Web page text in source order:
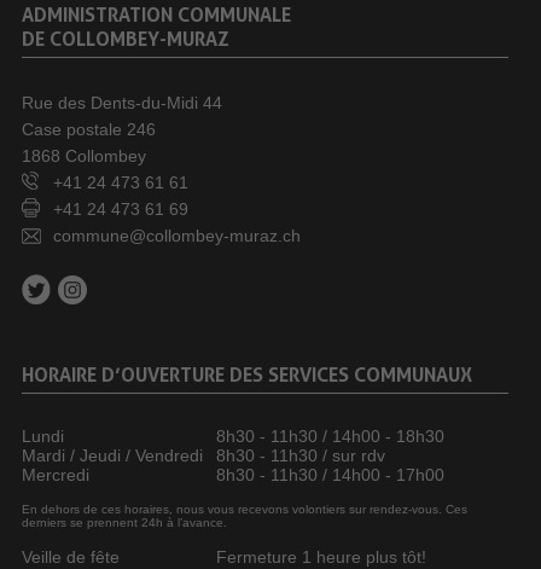
ADMINISTRATION COMMUNALE
DE COLLOMBEY-MURAZ
Rue des Dents-du-Midi 44
Case postale 246
1868 Collombey
+41 24 473 61 61
+41 24 473 61 69
commune@collombey-muraz.ch
HORAIRE D’OUVERTURE DES SERVICES COMMUNAUX
Lundi
8h30 - 11h30 / 14h00 - 18h30
Mardi / Jeudi / Vendredi
8h30 - 11h30 / sur rdv
Mercredi
8h30 - 11h30 / 14h00 - 17h00
En dehors de ces horaires, nous vous recevons volontiers sur rendez-vous. Ces
derniers se prennent 24h à l’avance.
Veille de fête Fermeture 1 heure plus tôt!